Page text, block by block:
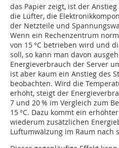
das Papier zeigt, ist der
die Lüfter, die
der Netzteile und
Wenn ein Rechenzentrum
von 15 °C betrieben wird und
soll, so kann man davon
Energieverbrauch der Server
ist aber kaum ein Anstieg des
beobachten. Wird die
erhöht, steigt der
7 und 20 % im Vergleich zum
15 °C. Dazu kommt ein
wiederum zusätzlichen
Luftumwälzung im Raum nach